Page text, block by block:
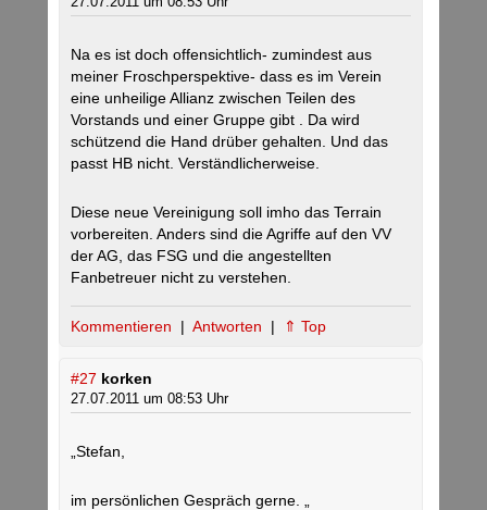
Na es ist doch offensichtlich- zumindest aus
meiner Froschperspektive- dass es im Verein
eine unheilige Allianz zwischen Teilen des
Vorstands und einer Gruppe gibt . Da wird
schützend die Hand drüber gehalten. Und das
passt HB nicht. Verständlicherweise.
Diese neue Vereinigung soll imho das Terrain
vorbereiten. Anders sind die Agriffe auf den VV
der AG, das FSG und die angestellten
Fanbetreuer nicht zu verstehen.
Kommentieren | Antworten | ⇑ Top
#27 korken
27.07.2011 um 08:53 Uhr
„Stefan,
im persönlichen Gespräch gerne. „